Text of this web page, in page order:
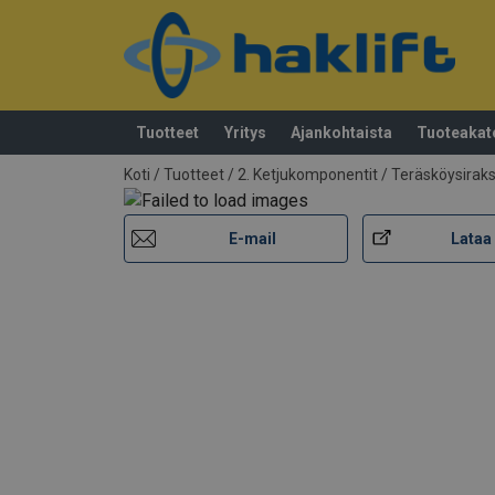
Tuotteet Yritys Ajankohtaista
Tuote lisätty tarjouspyyntöön
Koti / Tuotteet / 2. Ketjukomponentit /
E-mail
Valikoimassa on kaksi eri